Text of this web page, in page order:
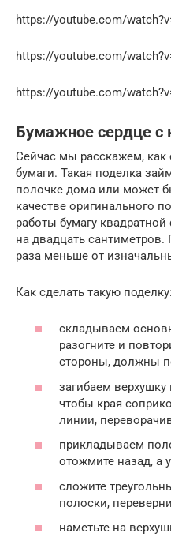
https://youtube.com/
https://youtube.com/
https://youtube.com/
Бумажное сердце с
Сейчас мы расскажем, как
бумаги. Такая поделка
полочке дома или может
качестве оригинального
работы бумагу
на двадцать сантиметров.
раза меньше от
Как сделать такую поделку:
складываем
разогните и
стороны, должны
загибаем
чтобы края
линии,
прикладываем
отожмите назад, а
сложите
полоски,
наметьте на